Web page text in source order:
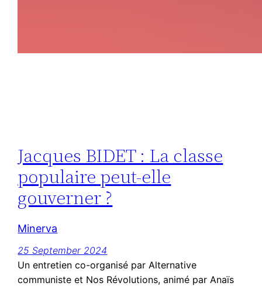
Jacques BIDET : La classe
populaire peut-elle
gouverner ?
Minerva
25 September 2024
Un entretien co-organisé par Alternative
communiste et Nos Révolutions, animé par Anaïs